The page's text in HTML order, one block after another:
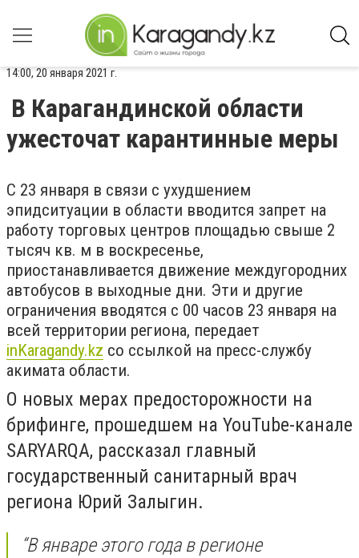
14:00, 20 января 2021 г.
В Карагандинской области
ужесточат карантинные меры
С 23 января в связи с ухудшением
эпидситуации в области вводится запрет на
работу торговых центров площадью свыше 2
тысяч кв. м в воскресенье,
приостанавливается движение междугородних
автобусов в выходные дни. Эти и другие
ограничения вводятся с 00 часов 23 января на
всей территории региона, передает
inKaragandy.kz со ссылкой на пресс-службу
акимата области.
О новых мерах предосторожности на
брифинге, прошедшем на YouTube-канале
SARYARQA, рассказал главный
государственный санитарный врач
региона Юрий Залыгин.
“В январе этого года в регионе